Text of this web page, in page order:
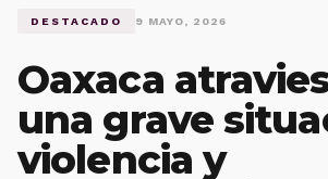
DESTACADO 9 MAYO, 2026
Oaxaca
una grave
violencia y